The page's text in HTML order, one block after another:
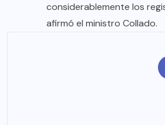
considerablemente los
afirmó el ministro Collado.